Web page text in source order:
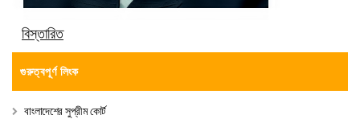
বিস্তারিত
গুরুত্বপূর্ণ লিংক
বাংলাদেশের সুপ্রীম কোর্ট